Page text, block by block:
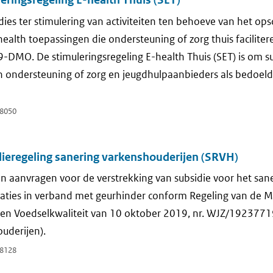
ter stimulering van activiteiten ten behoeve van het
toepassingen die ondersteuning of zorg thuis
De stimuleringsregeling E-health Thuis (SET) is om
ondersteuning of zorg en jeugdhulpaanbieders als
sanering varkenshouderijen (SRVH)
aanvragen voor de verstrekking van subsidie voor het
in verband met geurhinder conform Regeling van de
Voedselkwaliteit van 10 oktober 2019, nr. WJZ/